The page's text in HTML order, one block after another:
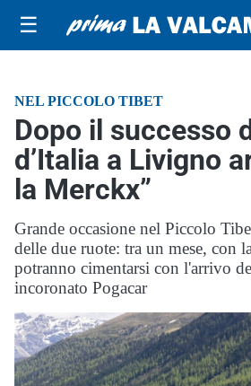
☰
NEL PICCOLO TIBET
Dopo il successo
d’Italia a Livigno
la Merckx”
Grande occasione nel Piccolo
delle due ruote: tra un mese, con
potranno cimentarsi con l'arrivo
incoronato Pogacar